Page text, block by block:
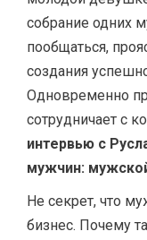
собрание одних
пообщаться,
создания
Одновременно
сотрудничает с
интервью с
мужчин:
Не секрет, что
бизнес. Почему